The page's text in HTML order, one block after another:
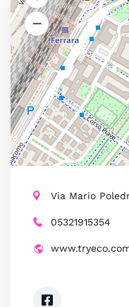
Via Mario
05321915354